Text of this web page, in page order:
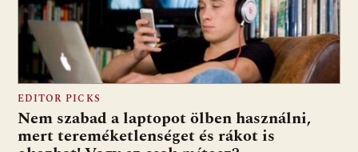
EDITOR PICKS
Nem szabad a laptopot ölben használni,
mert tereméketlenséget és rákot is